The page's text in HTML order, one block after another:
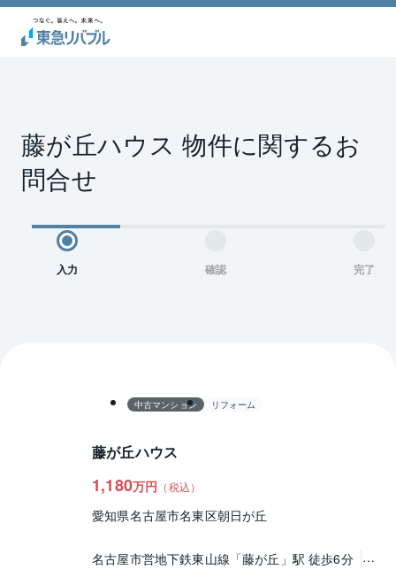
藤が丘ハウス 物件に関するお
問合せ
入力 確認 完了
中古マンション リフォーム
藤が丘ハウス
1,180万円 （税込）
愛知県名古屋市名東区朝日が丘
名古屋市営地下鉄東山線「藤が丘」駅 徒歩6分